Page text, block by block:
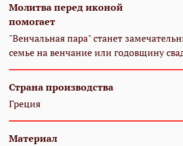
Молитва перед иконой
помогает
"Венчальная пара" станет
семье на венчание или годовщину
Страна производства
Греция
Материал